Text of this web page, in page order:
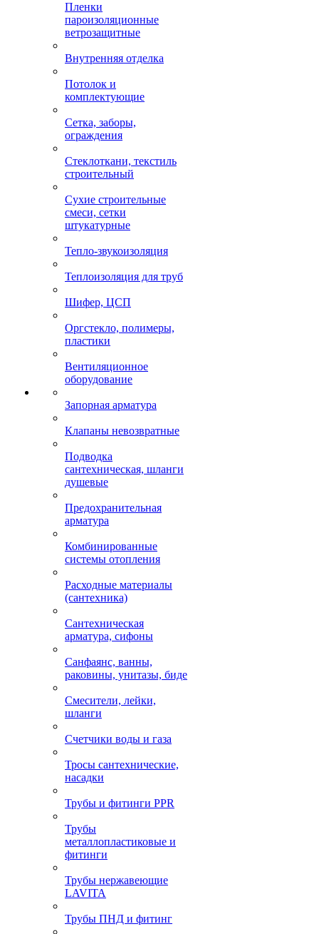
Пленки
пароизоляционные
ветрозащитные
Внутренняя отделка
Потолок и
комплектующие
Сетка, заборы,
ограждения
Стеклоткани, текстиль
строительный
Сухие строительные
смеси, сетки
штукатурные
Тепло-звукоизоляция
Теплоизоляция для труб
Шифер, ЦСП
Оргстекло, полимеры,
пластики
Вентиляционное
оборудование
Запорная арматура
Клапаны невозвратные
Подводка
сантехническая, шланги
душевые
Предохранительная
арматура
Комбинированные
системы отопления
Расходные материалы
(сантехника)
Сантехническая
арматура, сифоны
Санфаянс, ванны,
раковины, унитазы, биде
Смесители, лейки,
шланги
Счетчики воды и газа
Тросы сантехнические,
насадки
Трубы и фитинги PPR
Трубы
металлопластиковые и
фитинги
Трубы нержавеющие
LAVITA
Трубы ПНД и фитинг